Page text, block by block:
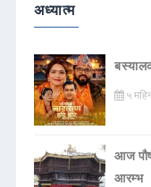
अध्यात्म
५
आज
आरम्भ